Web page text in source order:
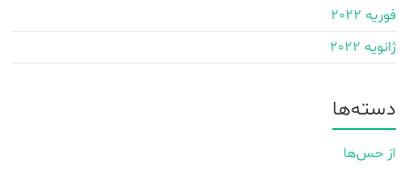
فوریه 2022
ژانویه 2022
دسته‌ها
از حس‌ها